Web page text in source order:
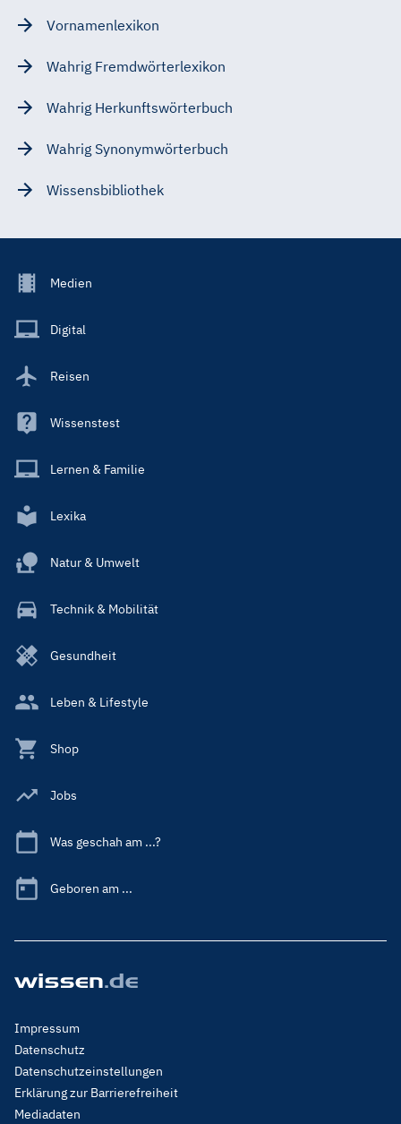
Vornamenlexikon
Wahrig Fremdwörterlexikon
Wahrig Herkunftswörterbuch
Wahrig Synonymwörterbuch
Wissensbibliothek
Footer
Main
Medien
Digital
Reisen
Wissenstest
Lernen & Familie
Lexika
Natur & Umwelt
Technik & Mobilität
Gesundheit
Leben & Lifestyle
Shop
Jobs
Was geschah am ...?
Geboren am ...
Footer
Menu
Legal
Impressum
Datenschutz
Datenschutzeinstellungen
Erklärung zur Barrierefreiheit
Mediadaten